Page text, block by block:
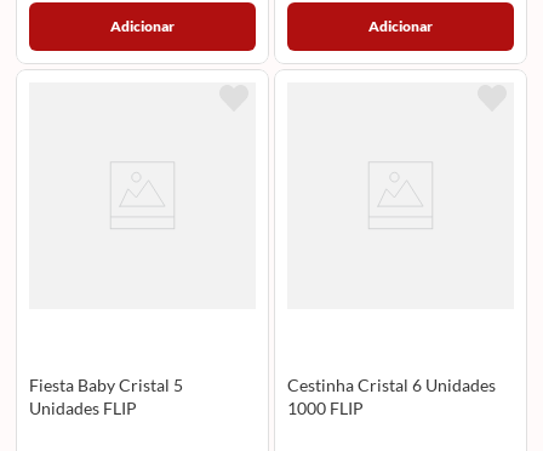
Adicionar Adicionar
Fiesta Baby Cristal 5
Unidades FLIP
Cestinha Cristal 6 Unidades
1000 FLIP